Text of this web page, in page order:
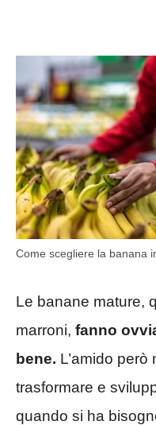
Come scegliere la banana
Le banane mature,
marroni, fanno
bene. L’amido
trasformare e
quando si ha